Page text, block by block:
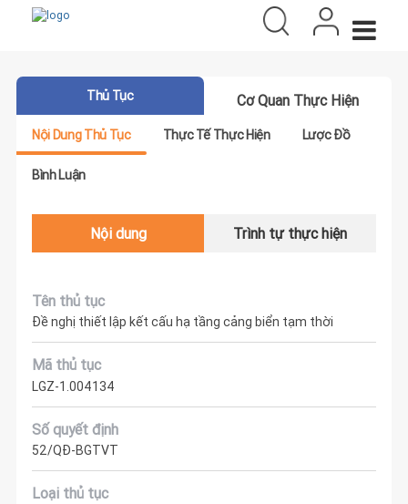
Thủ Tục Cơ Quan Thực Hiện
Nội Dung Thủ Tục Thực Tế Thực Hiện Lược Đồ
Bình Luận
Nội dung Trình tự thực hiện
Tên thủ tục
Đề nghị thiết lập kết cấu hạ tầng cảng biển tạm thời
Mã thủ tục
LGZ-1.004134
Số quyết định
52/QĐ-BGTVT
Loại thủ tục